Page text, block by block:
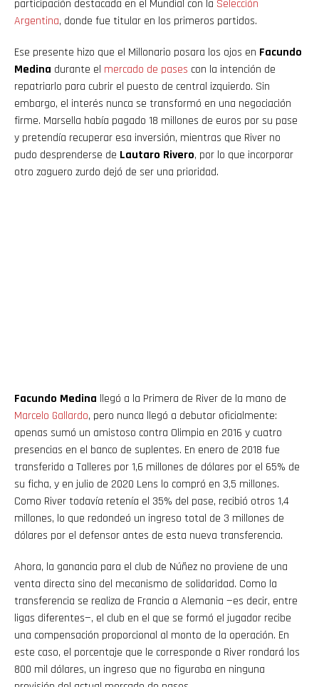
participación destacada en el Mundial con la Selección
Argentina, donde fue titular en los primeros partidos.
Ese presente hizo que el Millonario posara los ojos en Facundo
Medina durante el mercado de pases con la intención de
repatriarlo para cubrir el puesto de central izquierdo. Sin
embargo, el interés nunca se transformó en una negociación
firme. Marsella había pagado 18 millones de euros por su pase
y pretendía recuperar esa inversión, mientras que River no
pudo desprenderse de Lautaro Rivero, por lo que incorporar
otro zaguero zurdo dejó de ser una prioridad.
Facundo Medina llegó a la Primera de River de la mano de
Marcelo Gallardo, pero nunca llegó a debutar oficialmente:
apenas sumó un amistoso contra Olimpia en 2016 y cuatro
presencias en el banco de suplentes. En enero de 2018 fue
transferido a Talleres por 1,6 millones de dólares por el 65% de
su ficha, y en julio de 2020 Lens lo compró en 3,5 millones.
Como River todavía retenía el 35% del pase, recibió otros 1,4
millones, lo que redondeó un ingreso total de 3 millones de
dólares por el defensor antes de esta nueva transferencia.
Ahora, la ganancia para el club de Núñez no proviene de una
venta directa sino del mecanismo de solidaridad. Como la
transferencia se realiza de Francia a Alemania —es decir, entre
ligas diferentes—, el club en el que se formó el jugador recibe
una compensación proporcional al monto de la operación. En
este caso, el porcentaje que le corresponde a River rondará los
800 mil dólares, un ingreso que no figuraba en ninguna